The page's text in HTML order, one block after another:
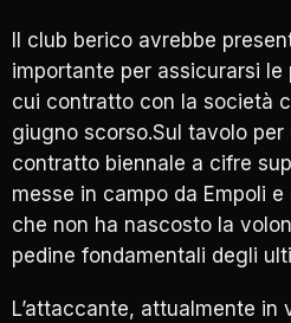
Il club berico avrebbe
importante per assicurarsi
cui contratto con la società
giugno scorso.Sul tavolo
contratto biennale a cifre
messe in campo da Empoli
che non ha nascosto la
pedine fondamentali degli
L’attaccante, attualmente in